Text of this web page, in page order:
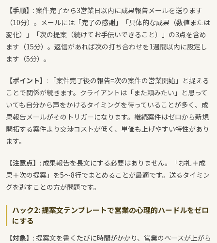
【手順】 : 案件完了から3営業日以内に成果報告メールを送ります
（10分）。メールには「完了の感謝」「具体的な成果（数値または
変化）」「次の提案（続けてお手伝いできること）」の3点を含め
ます（15分）。返信があれば次の打ち合わせを1週間以内に設定し
ます（5分）。
【ポイント】 : 「案件完了後の報告=次の案件の営業開始」と捉える
ことで関係が続きます。クライアントは「また頼みたい」と思って
いても自分から声をかけるタイミングを待っていることが多く、成
果報告メールがそのトリガーになります。継続案件はゼロから新規
開拓する案件より交渉コストが低く、単価も上げやすい特性があり
ます。
【注意点】 : 成果報告を長文にする必要はありません。「お礼＋成
果＋次の提案」を5〜8行でまとめることが最適です。送るタイミン
グを逃すことの方が問題です。
ハック2: 提案文テンプレートで営業の心理的ハードルをゼロ
にする
【対象】 : 提案文を書くたびに時間がかかり、営業のペースが上がら